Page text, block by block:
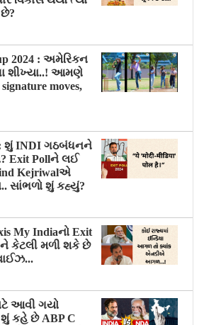
2024 : અમેરિકન
શીખ્યા..! આમણે
moves,
: શું INDI ગઠબંધનને
Exit Pollને લઈ
Kejriwalએ
સાંભળો શું કહ્યું?
My Indiaનો Exit
કેટલી મળી શકે છે
આવી ગયો
કહે છે ABP C